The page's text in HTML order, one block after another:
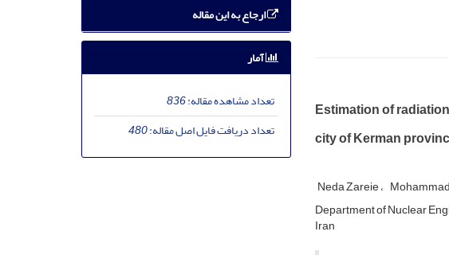
Estimation of
city of Kerman
Neda Zareie
Department of Nuclear
Iran
ارجاع به این مقاله
آمار
تعداد مشاهده مقاله:836
تعداد دریافت فایل اصل مقاله:480